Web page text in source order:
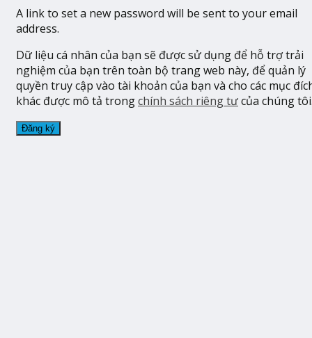
A link to set a new password will be sent to your email
address.
Dữ liệu cá nhân của bạn sẽ được sử dụng để hỗ trợ trải
nghiệm của bạn trên toàn bộ trang web này, để quản lý
quyền truy cập vào tài khoản của bạn và cho các mục
khác được mô tả trongchính sách riêng tưcủa chúng
Đăng ký